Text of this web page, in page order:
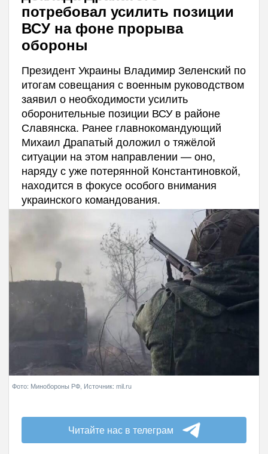
потребовал усилить позиции
ВСУ на фоне прорыва
обороны
Президент Украины Владимир Зеленский по
итогам совещания с военным руководством
заявил о необходимости усилить
оборонительные позиции ВСУ в районе
Славянска. Ранее главнокомандующий
Михаил Драпатый доложил о тяжёлой
ситуации на этом направлении — оно,
наряду с уже потерянной Константиновкой,
находится в фокусе особого внимания
украинского командования.
Фото: Минобороны РФ, Источник: mil.ru
Читайте нас в телеграм